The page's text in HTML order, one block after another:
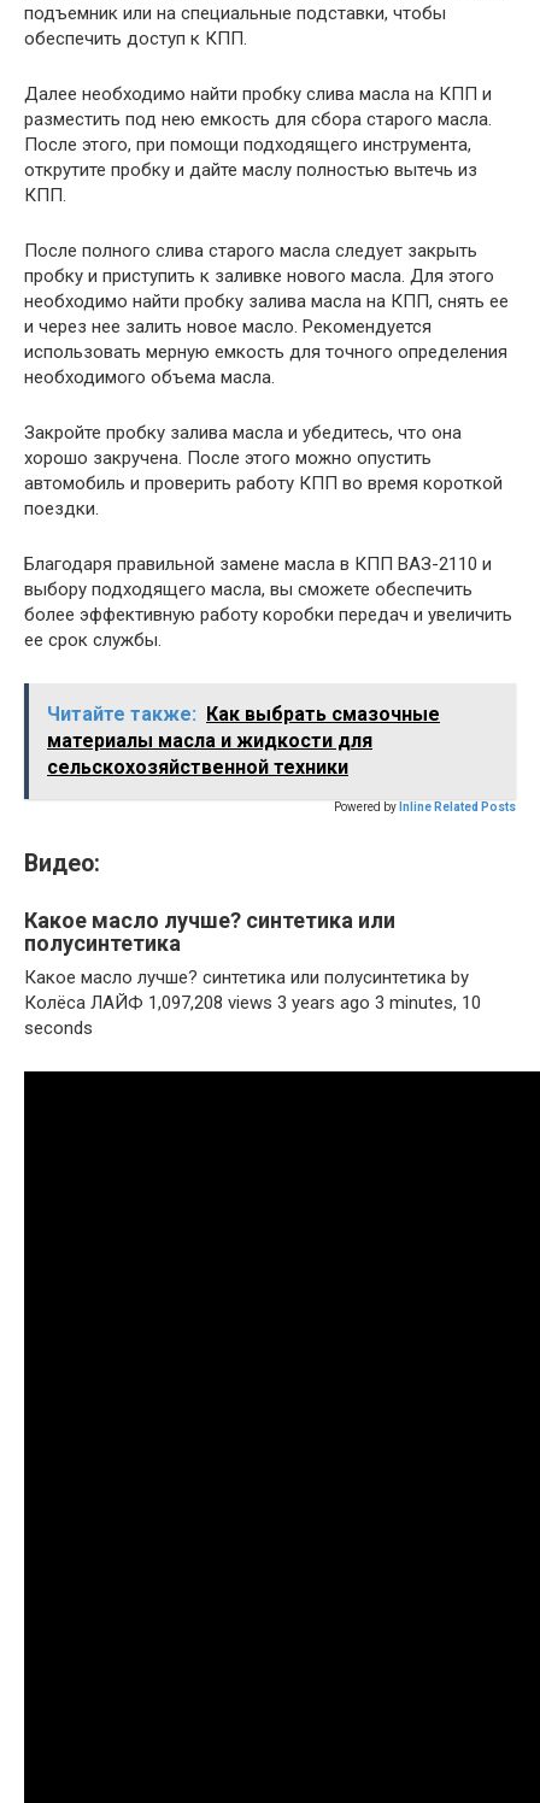
подъемник или на специальные подставки, чтобы
обеспечить доступ к КПП.
Далее необходимо найти пробку слива масла на КПП и
разместить под нею емкость для сбора старого масла.
После этого, при помощи подходящего инструмента,
открутите пробку и дайте маслу полностью вытечь из
КПП.
После полного слива старого масла следует закрыть
пробку и приступить к заливке нового масла. Для этого
необходимо найти пробку залива масла на КПП, снять ее
и через нее залить новое масло. Рекомендуется
использовать мерную емкость для точного определения
необходимого объема масла.
Закройте пробку залива масла и убедитесь, что она
хорошо закручена. После этого можно опустить
автомобиль и проверить работу КПП во время короткой
поездки.
Благодаря правильной замене масла в КПП ВАЗ-2110 и
выбору подходящего масла, вы сможете обеспечить
более эффективную работу коробки передач и увеличить
ее срок службы.
Читайте также: Как выбрать смазочные
материалы масла и жидкости для
сельскохозяйственной техники
Powered by Inline Related Posts
Видео:
Какое масло лучше? синтетика или
полусинтетика
Какое масло лучше? синтетика или полусинтетика by
Колёса ЛАЙФ 1,097,208 views 3 years ago 3 minutes, 10
seconds